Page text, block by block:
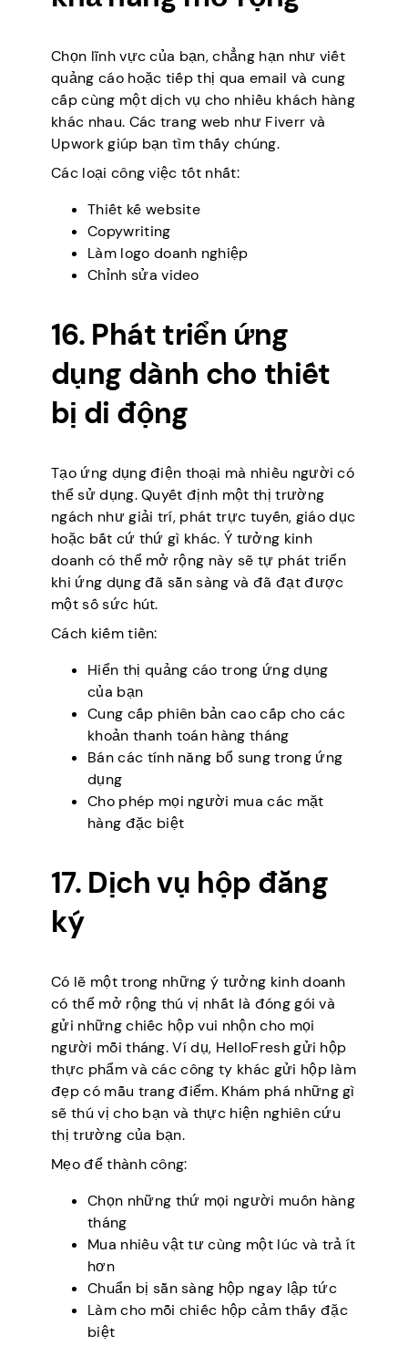
Chọn lĩnh vực của bạn, chẳng hạn như viết
quảng cáo hoặc tiếp thị qua email và cung
cấp cùng một dịch vụ cho nhiều khách hàng
khác nhau. Các trang web như Fiverr và
Upwork giúp bạn tìm thấy chúng.
Các loại công việc tốt nhất:
Thiết kế website
Copywriting
Làm logo doanh nghiệp
Chỉnh sửa video
16. Phát triển ứng
dụng dành cho thiết
bị di động
Tạo ứng dụng điện thoại mà nhiều người có
thể sử dụng. Quyết định một thị trường
ngách như giải trí, phát trực tuyến, giáo dục
hoặc bất cứ thứ gì khác. Ý tưởng kinh
doanh có thể mở rộng này sẽ tự phát triển
khi ứng dụng đã sẵn sàng và đã đạt được
một số sức hút.
Cách kiếm tiền:
Hiển thị quảng cáo trong ứng dụng
của bạn
Cung cấp phiên bản cao cấp cho các
khoản thanh toán hàng tháng
Bán các tính năng bổ sung trong ứng
dụng
Cho phép mọi người mua các mặt
hàng đặc biệt
17. Dịch vụ hộp đăng
ký
Có lẽ một trong những ý tưởng kinh doanh
có thể mở rộng thú vị nhất là đóng gói và
gửi những chiếc hộp vui nhộn cho mọi
người mỗi tháng. Ví dụ, HelloFresh gửi hộp
thực phẩm và các công ty khác gửi hộp làm
đẹp có mẫu trang điểm. Khám phá những gì
sẽ thú vị cho bạn và thực hiện nghiên cứu
thị trường của bạn.
Mẹo để thành công:
Chọn những thứ mọi người muốn hàng
tháng
Mua nhiều vật tư cùng một lúc và trả ít
hơn
Chuẩn bị sẵn sàng hộp ngay lập tức
Làm cho mỗi chiếc hộp cảm thấy đặc
biệt